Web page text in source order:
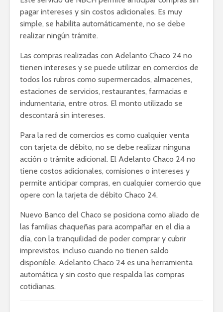
pagar intereses y sin costos adicionales. Es muy
simple, se habilita automáticamente, no se debe
realizar ningún trámite.
Las compras realizadas con Adelanto Chaco 24 no
tienen intereses y se puede utilizar en comercios de
todos los rubros como supermercados, almacenes,
estaciones de servicios, restaurantes, farmacias e
indumentaria, entre otros. El monto utilizado se
descontará sin intereses.
Para la red de comercios es como cualquier venta
con tarjeta de débito, no se debe realizar ninguna
acción o trámite adicional. El Adelanto Chaco 24 no
tiene costos adicionales, comisiones o intereses y
permite anticipar compras, en cualquier comercio que
opere con la tarjeta de débito Chaco 24.
Nuevo Banco del Chaco se posiciona como aliado de
las familias chaqueñas para acompañar en el día a
día, con la tranquilidad de poder comprar y cubrir
imprevistos, incluso cuando no tienen saldo
disponible. Adelanto Chaco 24 es una herramienta
automática y sin costo que respalda las compras
cotidianas.